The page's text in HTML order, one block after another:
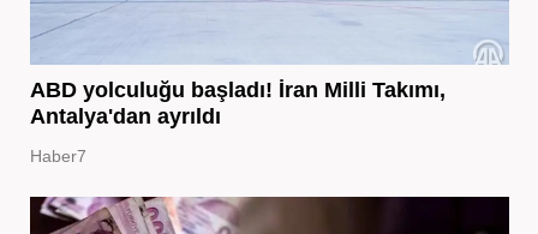
ABD yolculuğu başladı! İran Milli Takımı,
Antalya'dan ayrıldı
Haber7